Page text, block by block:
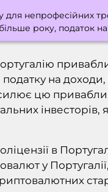
для непрофесійних
року, податок на
на
цю
інвесторів,
в
у